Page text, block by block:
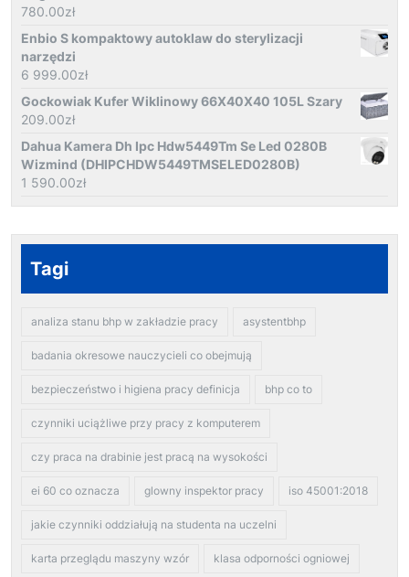
780.00zł
Enbio S kompaktowy autoklaw do sterylizacji
narzędzi
6 999.00zł
Gockowiak Kufer Wiklinowy 66X40X40 105L Szary
209.00zł
Dahua Kamera Dh Ipc Hdw5449Tm Se Led 0280B
Wizmind (DHIPCHDW5449TMSELED0280B)
1 590.00zł
Tagi
analiza stanu bhp w zakładzie pracy asystentbhp
badania okresowe nauczycieli co obejmują
bezpieczeństwo i higiena pracy definicja bhp co to
czynniki uciążliwe przy pracy z komputerem
czy praca na drabinie jest pracą na wysokości
ei 60 co oznacza glowny inspektor pracy iso 45001:2018
jakie czynniki oddziałują na studenta na uczelni
karta przeglądu maszyny wzór klasa odporności ogniowej